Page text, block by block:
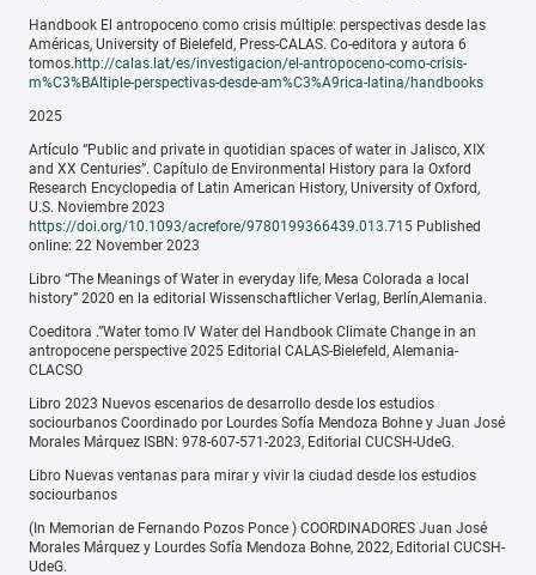
Handbook El antropoceno como crisis múltiple: perspectivas desde las
Américas, University of Bielefeld, Press-CALAS. Co-editora y autora 6
tomos. http://calas.lat/es/investigacion/el-antropoceno-como-crisis-
m%C3%BAltiple-perspectivas-desde-am%C3%A9rica-latina/handbooks
2025
Artículo “Public and private in quotidian spaces of water in Jalisco, XIX
and XX Centuries”. Capítulo de Environmental History para la Oxford
Research Encyclopedia of Latin American History, University of Oxford,
U.S. Noviembre 2023
https://doi.org/10.1093/acrefore/9780199366439.013.715 Published
online: 22 November 2023
Libro “The Meanings of Water in everyday life, Mesa Colorada a local
history” 2020 en la editorial Wissenschaftlicher Verlag, Berlín,Alemania.
Coeditora .”Water tomo IV Water del Handbook Climate Change in an
antropocene perspective 2025 Editorial CALAS-Bielefeld, Alemania-
CLACSO
Libro 2023 Nuevos escenarios de desarrollo desde los estudios
sociourbanos Coordinado por Lourdes Sofía Mendoza Bohne y Juan José
Morales Márquez ISBN: 978-607-571-2023, Editorial CUCSH-UdeG.
Libro Nuevas ventanas para mirar y vivir la ciudad desde los estudios
sociourbanos
(In Memorian de Fernando Pozos Ponce ) COORDINADORES Juan José
Morales Márquez y Lourdes Sofía Mendoza Bohne, 2022, Editorial CUCSH-
UdeG.